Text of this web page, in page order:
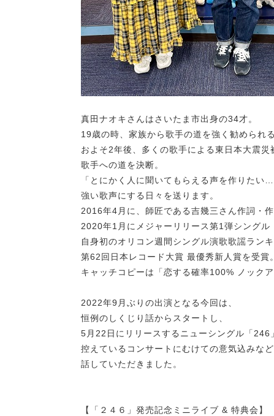
真田ナオキさんはさいたま市出身の34才。
19歳の時、家族から歌手の道を強く勧められ
およそ2年後、多くの歌手による東日本大震
歌手への道を決断。
「とにかく人に聞いてもらえる声を作りたい
強い歌声にする日々を送ります。
2016年4月に、師匠である吉幾三さん作詞・
2020年1月にメジャーリリース第1弾シングル
自身初のオリコン週間シングル演歌歌謡ラン
第62回日本レコード大賞 最優秀新人賞を受賞。
キャッチコピーは「恋する確率100% ノックア
2022年9月ぶりの出演となる今回は、
恒例のしくじり話からスタートし、
5月22日にリリースするニューシングル「246
控えているコンサートにむけての意気込みな
話していただきました。
【「２４６」発売記念ミニライブ & 特典会】